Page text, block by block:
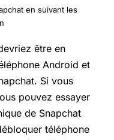
en suivant les
être en
Android et
Si vous
pouvez essayer
de Snapchat
téléphone